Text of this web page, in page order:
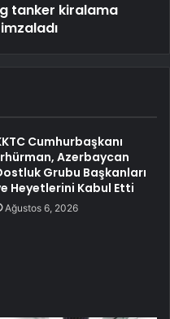
tanker kiralama
Cumhurbaşkanı
Azerbaycan
Grubu Başkanları
Heyetlerini Kabul Etti
Ağustos 6, 2026